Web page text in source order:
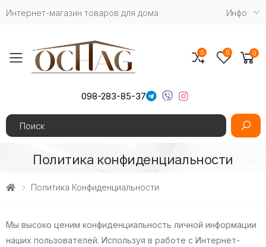
Интернет-магазин товаров для дома Инфо
Toggle mobile menu
098-283-85-37
Search
0 0 0
Политика конфиденциальности
Политика Конфиденциальности
Мы высоко ценим конфиденциальность личной информации
наших пользователей. Используя в работе с Интернет-